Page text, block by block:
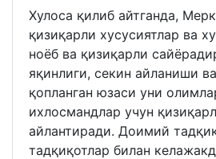
Хулоса қилиб айтганда,
қизиқарли хусусиятлар ва
ноёб ва қизиқарли
яқинлиги, секин айланиши
қопланган юзаси уни
ихлосмандлар учун
айлантиради. Доимий
тадқиқотлар билан